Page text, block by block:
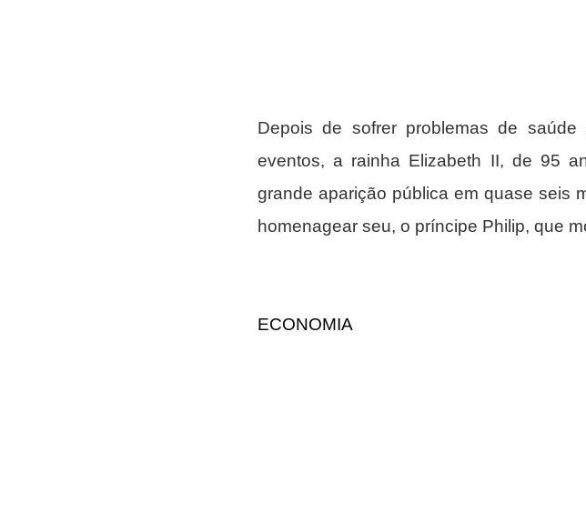
Depois de sofrer problemas de
eventos, a rainha Elizabeth II, de 95
grande aparição pública em quase seis
homenagear seu, o príncipe Philip, que
ECONOMIA